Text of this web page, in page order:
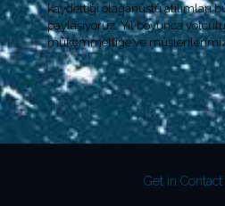
kaydettiği olağanüstü atılımları
paylaşıyoruz. Yıl boyunca
mükemmelliğe ve
Get in